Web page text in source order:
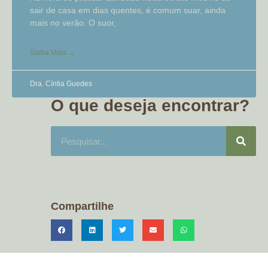
sair de casa em dias quentes, é comum suar, ainda
mais no verão. O suor,
Saiba Mais →
Dra. Cíntia Guedes
O que deseja encontrar?
Compartilhe